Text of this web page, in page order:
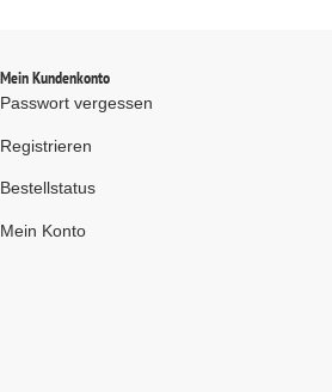
Mein Kundenkonto
Passwort vergessen
Registrieren
Bestellstatus
Mein Konto